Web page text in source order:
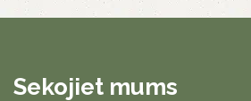
Sekojiet mums